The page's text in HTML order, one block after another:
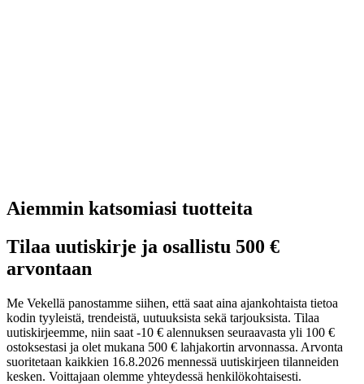
Aiemmin katsomiasi tuotteita
Tilaa uutiskirje ja osallistu 500 €
arvontaan
Me Vekellä panostamme siihen, että saat aina ajankohtaista tietoa
kodin tyyleistä, trendeistä, uutuuksista sekä tarjouksista. Tilaa
uutiskirjeemme, niin saat -10 € alennuksen seuraavasta yli 100 €
ostoksestasi ja olet mukana 500 € lahjakortin arvonnassa. Arvonta
suoritetaan kaikkien 16.8.2026 mennessä uutiskirjeen tilanneiden
kesken. Voittajaan olemme yhteydessä henkilökohtaisesti.